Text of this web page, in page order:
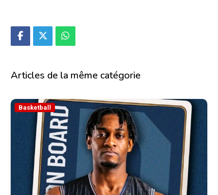
Articles de la même catégorie
Basketball